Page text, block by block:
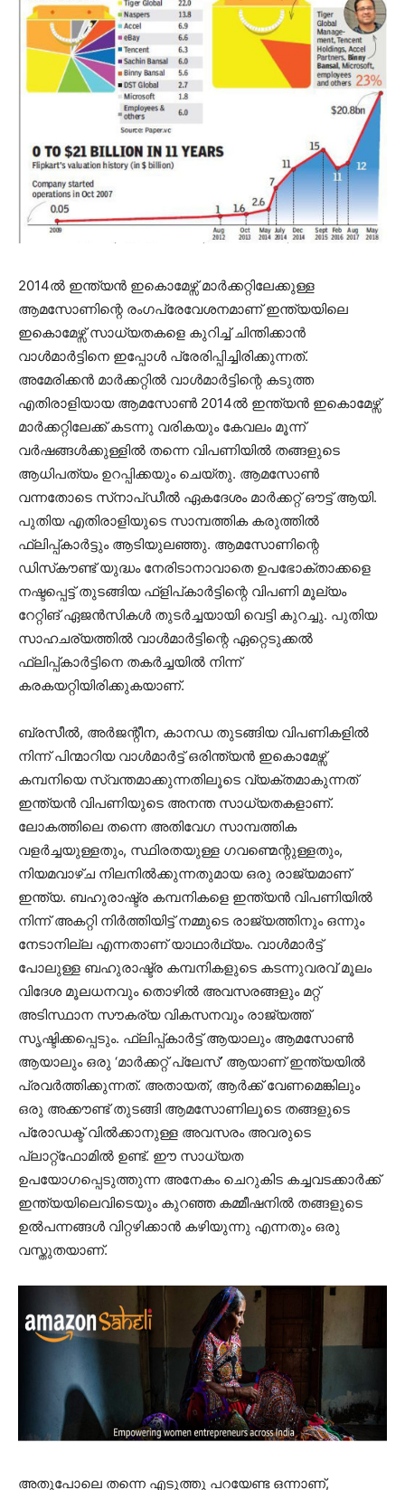
2014ൽ ഇന്ത്യൻ ഇകൊമേഴ്സ് മാർക്കറ്റിലേക്കുള്ള
ആമസോണിന്റെ രംഗപ്രേവേശനമാണ് ഇന്ത്യയിലെ
ഇകൊമേഴ്സ് സാധ്യതകളെ കുറിച്ച് ചിന്തിക്കാൻ
വാൾമാർട്ടിനെ ഇപ്പോൾ പ്രേരിപ്പിച്ചിരിക്കുന്നത്.
അമേരിക്കൻ മാർക്കറ്റിൽ വാൾമാർട്ടിന്റെ കടുത്ത
എതിരാളിയായ ആമസോൺ 2014ൽ ഇന്ത്യൻ ഇകൊമേഴ്സ്
മാർക്കറ്റിലേക്ക് കടന്നു വരികയും കേവലം മൂന്ന്
വർഷങ്ങൾക്കുള്ളിൽ തന്നെ വിപണിയിൽ തങ്ങളുടെ
ആധിപത്യം ഉറപ്പിക്കയും ചെയ്തു. ആമസോൺ
വന്നതോടെ സ്‌നാപ്‌ഡീൽ ഏകദേശം മാർക്കറ്റ് ഔട്ട് ആയി.
പുതിയ എതിരാളിയുടെ സാമ്പത്തിക കരുത്തിൽ
ഫ്ലിപ്പ്കാർട്ടും ആടിയുലഞ്ഞു. ആമസോണിന്റെ
ഡിസ്‌കൗണ്ട് യുദ്ധം നേരിടാനാവാതെ ഉപഭോക്താക്കളെ
നഷ്ടപ്പെട്ട് തുടങ്ങിയ ഫ്ളിപ്കാർട്ടിന്റെ വിപണി മൂല്യം
റേറ്റിങ് ഏജൻസികൾ തുടർച്ചയായി വെട്ടി കുറച്ചു. പുതിയ
സാഹചര്യത്തിൽ വാൾമാർട്ടിന്റെ ഏറ്റെടുക്കൽ
ഫ്ലിപ്പ്കാർട്ടിനെ തകർച്ചയിൽ നിന്ന്
കരകയറ്റിയിരിക്കുകയാണ്.
ബ്രസീൽ, അർജന്റീന, കാനഡ തുടങ്ങിയ വിപണികളിൽ
നിന്ന് പിന്മാറിയ വാൾമാർട്ട് ഒരിന്ത്യൻ ഇകൊമേഴ്സ്
കമ്പനിയെ സ്വന്തമാക്കുന്നതിലൂടെ വ്യക്തമാകുന്നത്
ഇന്ത്യൻ വിപണിയുടെ അനന്ത സാധ്യതകളാണ്.
ലോകത്തിലെ തന്നെ അതിവേഗ സാമ്പത്തിക
വളർച്ചയുള്ളതും, സ്ഥിരതയുള്ള ഗവണ്മെന്റുള്ളതും,
നിയമവാഴ്ച നിലനിൽക്കുന്നതുമായ ഒരു രാജ്യമാണ്
ഇന്ത്യ. ബഹുരാഷ്ട്ര കമ്പനികളെ ഇന്ത്യൻ വിപണിയിൽ
നിന്ന് അകറ്റി നിർത്തിയിട്ട് നമ്മുടെ രാജ്യത്തിനും ഒന്നും
നേടാനില്ല എന്നതാണ് യാഥാർഥ്യം. വാൾമാർട്ട്
പോലുള്ള ബഹുരാഷ്ട്ര കമ്പനികളുടെ കടന്നുവരവ് മൂലം
വിദേശ മൂലധനവും തൊഴിൽ അവസരങ്ങളും മറ്റ്
അടിസ്ഥാന സൗകര്യ വികസനവും രാജ്യത്ത്
സൃഷ്ടിക്കപ്പെടും. ഫ്ലിപ്പ്കാർട്ട് ആയാലും ആമസോൺ
ആയാലും ഒരു ‘മാർക്കറ്റ് പ്ലേസ്’ ആയാണ് ഇന്ത്യയിൽ
പ്രവർത്തിക്കുന്നത്. അതായത്, ആർക്ക് വേണമെങ്കിലും
ഒരു അക്കൗണ്ട് തുടങ്ങി ആമസോണിലൂടെ തങ്ങളുടെ
പ്രോഡക്ട് വിൽക്കാനുള്ള അവസരം അവരുടെ
പ്ലാറ്റ്‌ഫോമിൽ ഉണ്ട്. ഈ സാധ്യത
ഉപയോഗപ്പെടുത്തുന്ന അനേകം ചെറുകിട കച്ചവടക്കാർക്ക്
ഇന്ത്യയിലെവിടെയും കുറഞ്ഞ കമ്മീഷനിൽ തങ്ങളുടെ
ഉൽപന്നങ്ങൾ വിറ്റഴിക്കാൻ കഴിയുന്നു എന്നതും ഒരു
വസ്തുതയാണ്.
അതുപോലെ തന്നെ എടുത്തു പറയേണ്ട ഒന്നാണ്,